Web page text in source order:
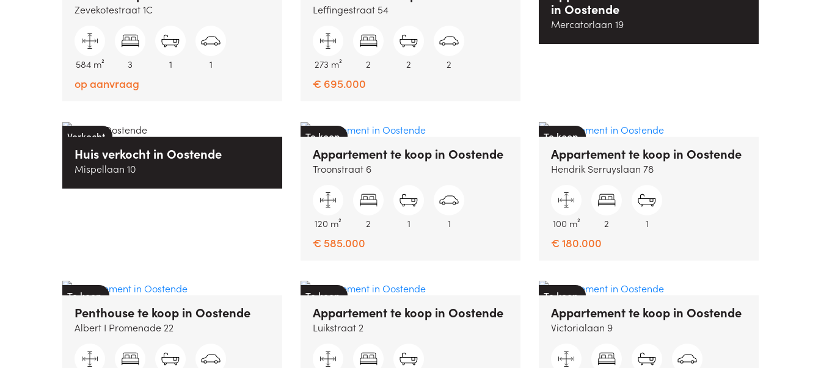
Zevekotestraat 1C
584 m² 3 1 1
op aanvraag
Leffingestraat 54
273 m² 2 2 2
€ 695.000
in Oostende
Mercatorlaan 19
Verkocht
Huisverkocht in Oostende
Mispellaan 10
Te koop
Appartementte koop in Oostende
Troonstraat 6
120 m² 2 1 1
€ 585.000
Te koop
Appartementte koop in Oostende
Hendrik Serruyslaan 78
100 m² 2 1
€ 180.000
Te koop
Penthousete koop in Oostende
Albert I Promenade 22
Te koop
Appartementte koop in Oostende
Luikstraat 2
Te koop
Appartementte koop in Oostende
Victorialaan 9